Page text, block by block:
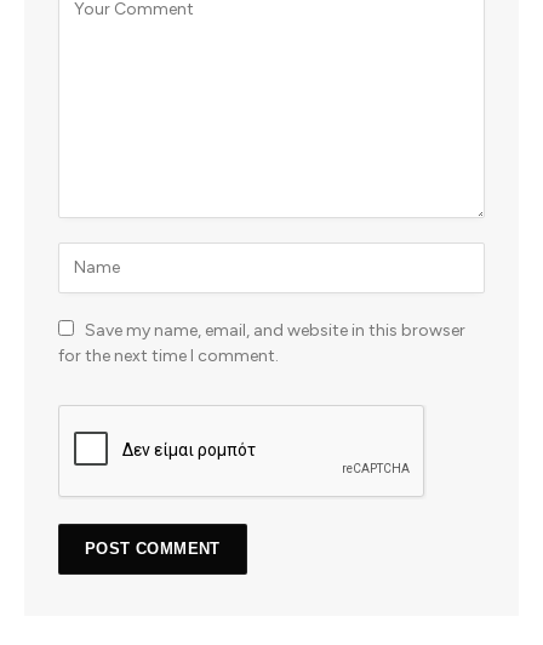
Save my name, email, and website in this browser
for the next time I comment.